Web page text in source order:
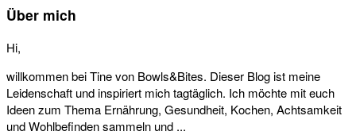
Über mich
Hi,
willkommen bei Tine von Bowls&Bites. Dieser Blog ist meine
Leidenschaft und inspiriert mich tagtäglich. Ich möchte mit euch
Ideen zum Thema Ernährung, Gesundheit, Kochen, Achtsamkeit
und Wohlbefinden sammeln und ...